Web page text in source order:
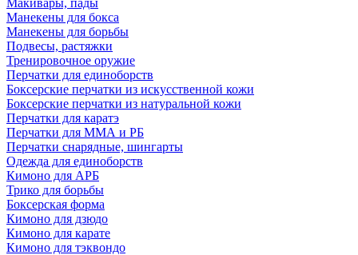
Макивары, пады
Манекены для бокса
Манекены для борьбы
Подвесы, растяжки
Тренировочное оружие
Перчатки для единоборств
Боксерские перчатки из искусственной кожи
Боксерские перчатки из натуральной кожи
Перчатки для каратэ
Перчатки для ММА и РБ
Перчатки снарядные, шингарты
Одежда для единоборств
Кимоно для АРБ
Трико для борьбы
Боксерская форма
Кимоно для дзюдо
Кимоно для карате
Кимоно для тэквондо